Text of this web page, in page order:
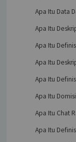
Apa Itu Data
Apa Itu
Apa Itu
Apa Itu
Apa Itu
Apa Itu
Apa Itu Chat
Apa Itu